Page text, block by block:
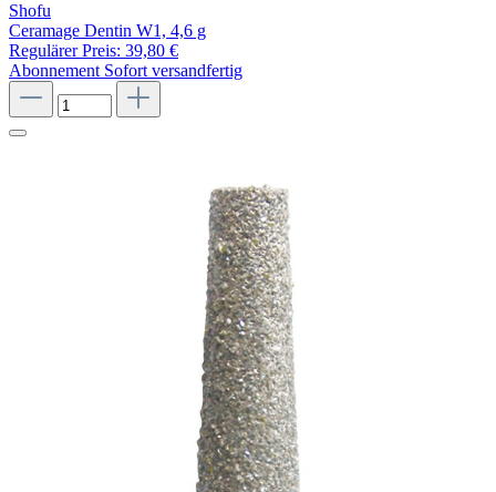
Shofu
Ceramage Dentin W1, 4,6 g
Regulärer Preis: 39,80 €
Abonnement Sofort versandfertig